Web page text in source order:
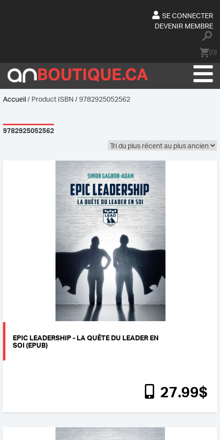
SE CONNECTER
DEVENIR MEMBRE
(0)
Accueil/ Product ISBN / 9782925052562
9782925052562
EPIC LEADERSHIP - LA QUÊTE DU LEADER EN
SOI (EPUB)
27.99$